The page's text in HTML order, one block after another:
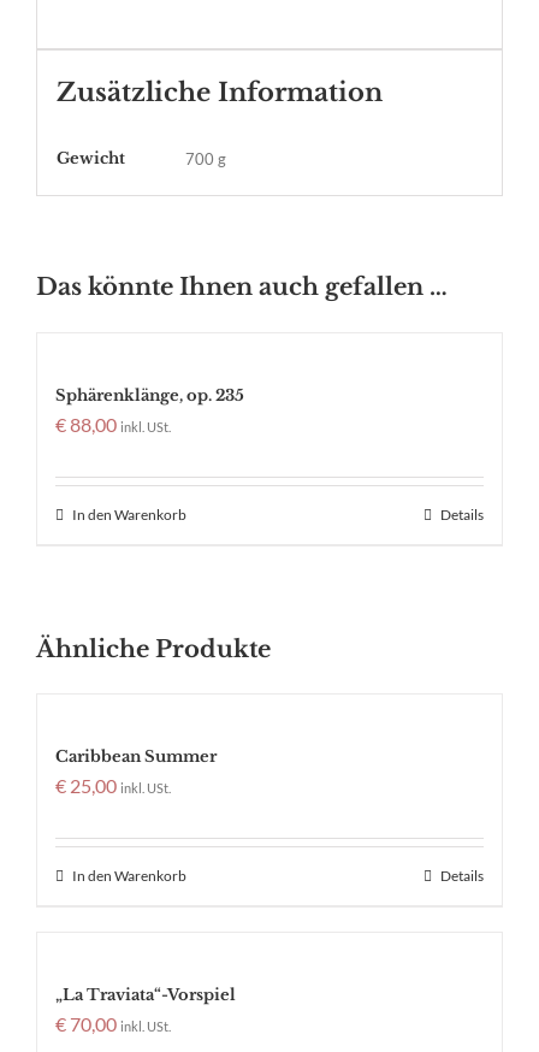
Zusätzliche Information
Gewicht 700 g
Das könnte Ihnen auch gefallen …
Sphärenklänge, op. 235
€88,00 inkl. USt.
In den Warenkorb Details
Ähnliche Produkte
Caribbean Summer
€ 25,00 inkl. USt.
In den Warenkorb Details
„La Traviata“-Vorspiel
€ 70,00 inkl. USt.